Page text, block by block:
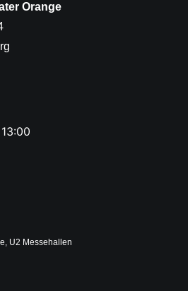
Orange
U2 Messehallen